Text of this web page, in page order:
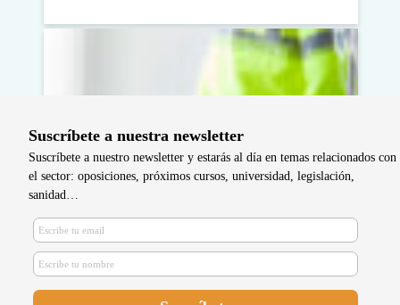
Tudela formará en RCP a sus
centros educativos, en
colaboración con el colegio de
enfermería
Suscríbete a nuestra newsletter
Suscríbete a nuestro newsletter y estarás al día en temas relacionados con
el sector: oposiciones, próximos cursos, universidad, legislación,
sanidad…